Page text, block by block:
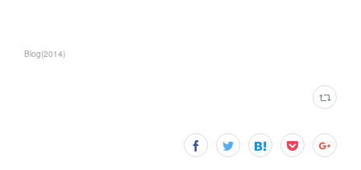
Blog(2014)